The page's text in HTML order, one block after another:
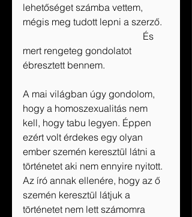
lehetőséget számba vettem,
mégis meg tudott lepni a szerző.
mert rengeteg gondolatot
ébresztett bennem.
A mai világban úgy gondolom,
hogy a homoszexualitás nem
kell, hogy tabu legyen. Éppen
ezért volt érdekes egy olyan
ember szemén keresztül látni a
történetet aki nem ennyire nyitott.
Az író annak ellenére, hogy az ő
szemén keresztül látjuk a
történetet nem lett számomra